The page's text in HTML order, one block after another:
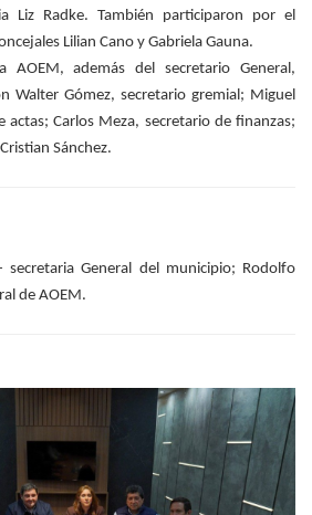
Liz Radke. También participaron por el
Lilian Cano y Gabriela Gauna.
AOEM, además del secretario General,
Walter Gómez, secretario gremial; Miguel
actas; Carlos Meza, secretario de finanzas;
Sánchez.
secretaria General del municipio; Rodolfo
de AOEM.